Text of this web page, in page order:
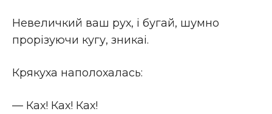
Невеличкий ваш рух, i бугай, шумно
прорiзуючи кугу, зникаі.
Крякуха наполохалась:
— Ках! Ках! Ках!